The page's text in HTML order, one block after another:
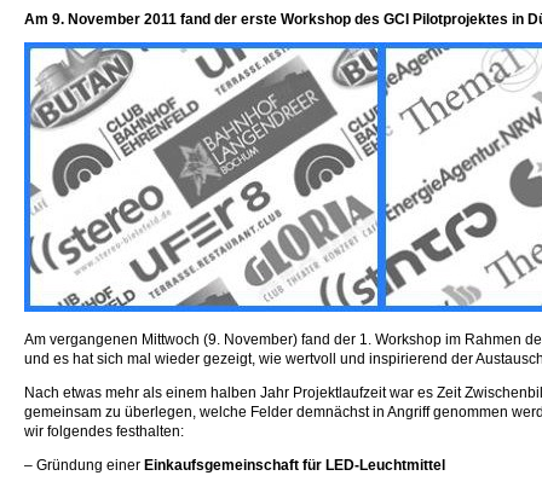
Am 9. November 2011 fand der erste Workshop des GCI Pilotprojektes in
Am vergangenen Mittwoch (9. November) fand der 1. Workshop im Rahmen
und es hat sich mal wieder gezeigt, wie wertvoll und inspirierend der
Nach etwas mehr als einem halben Jahr Projektlaufzeit war es Zeit
gemeinsam zu überlegen, welche Felder demnächst in Angriff genommen
wir folgendes festhalten:
– Gründung einer Einkaufsgemeinschaft für LED-Leuchtmittel